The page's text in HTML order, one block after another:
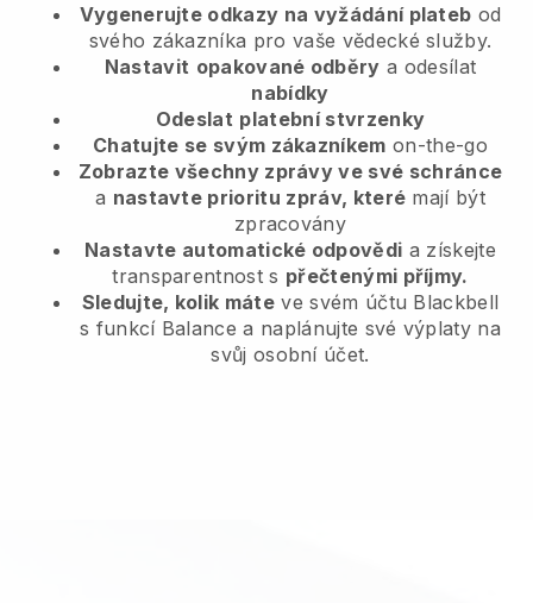
Vygenerujte odkazy na vyžádání plateb od
svého zákazníka pro vaše vědecké služby.
Nastavit opakované odběry a odesílat
nabídky
Odeslat platební stvrzenky
Chatujte se svým zákazníkem on-the-go
Zobrazte všechny zprávy ve své schránce
a nastavte prioritu zpráv, které mají být
zpracovány
Nastavte automatické odpovědi a získejte
transparentnost s přečtenými příjmy.
Sledujte, kolik máte ve svém účtu Blackbell
s funkcí Balance a naplánujte své výplaty na
svůj osobní účet.